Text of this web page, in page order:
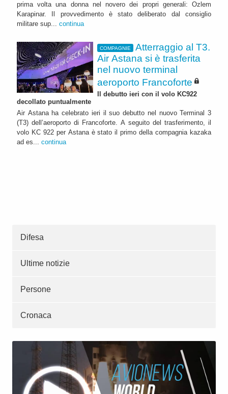
prima volta una donna nel novero dei propri generali: Ozlem
Karapinar. Il provvedimento è stato deliberato dal consiglio
militare sup... continua
COMPAGNIE
Atterraggio al T3.
Air Astana si è trasferita
nel nuovo terminal
aeroporto Francoforte
Il debutto ieri con il volo KC922
decollato puntualmente
Air Astana ha celebrato ieri il suo debutto nel nuovo Terminal 3
(T3) dell’aeroporto di Francoforte. A seguito del trasferimento, il
volo KC 922 per Astana è stato il primo della compagnia kazaka
ad es... continua
Difesa
Ultime notizie
Persone
Cronaca